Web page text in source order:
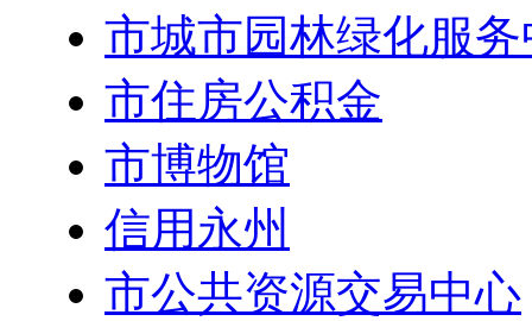
市城市园林绿化服
市住房公积金
市博物馆
信用永州
市公共资源交易中心